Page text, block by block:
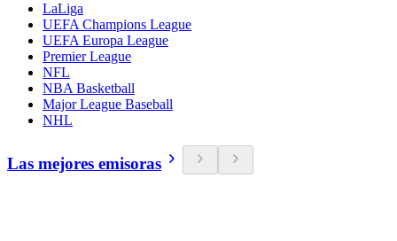
LaLiga
UEFA Champions League
UEFA Europa League
Premier League
NFL
NBA Basketball
Major League Baseball
NHL
Las mejores emisoras